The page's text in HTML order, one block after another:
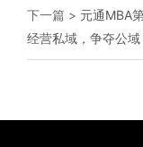
下一篇 > 元通MBA
经营私域，争夺公域